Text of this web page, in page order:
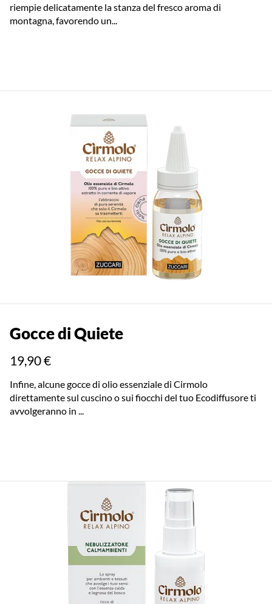
riempie delicatamente la stanza del fresco aroma di
montagna, favorendo un...
Gocce di Quiete
19,90 €
Infine, alcune gocce di olio essenziale di Cirmolo
direttamente sul cuscino o sui fiocchi del tuo Ecodiffusore ti
avvolgeranno in ...